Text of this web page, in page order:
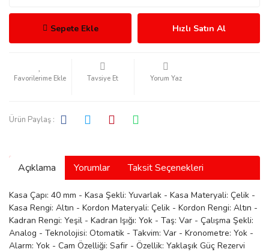
Sepete Ekle Hızlı Satın Al
Tavsiye Et Yorum Yaz
Ürün Paylaş :
Açıklama Yorumlar Taksit Seçenekleri
Kasa Çapı: 40 mm - Kasa Şekli: Yuvarlak - Kasa Materyali: Çelik -
Kasa Rengi: Altın - Kordon Materyali: Çelik - Kordon Rengi: Altın -
Kadran Rengi: Yeşil - Kadran Işığı: Yok - Taş: Var - Çalışma Şekli:
Analog - Teknolojisi: Otomatik - Takvim: Var - Kronometre: Yok -
Alarm: Yok - Cam Özelliği: Safir - Özellik: Yaklaşık Güç Rezervi